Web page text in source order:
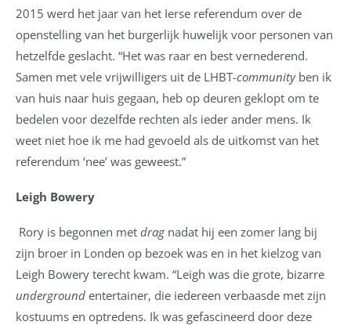
2015 werd het jaar van het Ierse referendum over de
openstelling van het burgerlijk huwelijk voor personen van
hetzelfde geslacht. “Het was raar en best vernederend.
Samen met vele vrijwilligers uit de LHBT-communityben ik
van huis naar huis gegaan, heb op deuren geklopt om te
bedelen voor dezelfde rechten als ieder ander mens. Ik
weet niet hoe ik me had gevoeld als de uitkomst van het
referendum ‘nee’ was geweest.”
Leigh Bowery
Rory is begonnen met drag nadat hij een zomer lang bij
zijn broer in Londen op bezoek was en in het kielzog van
Leigh Bowery terecht kwam. “Leigh was die grote, bizarre
underground entertainer, die iedereen verbaasde met zijn
kostuums en optredens. Ik was gefascineerd door deze